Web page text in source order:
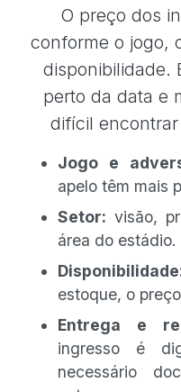
O preço dos
conforme o jogo,
disponibilidade.
perto da data e
difícil
Jogo e
apelo têm mais
Setor: visão,
área do estádio.
estoque, o
Entrega e
ingresso é
necessário